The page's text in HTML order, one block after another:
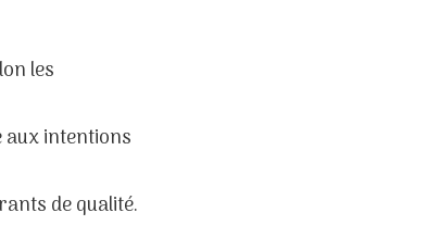
les
aux intentions
de qualité.